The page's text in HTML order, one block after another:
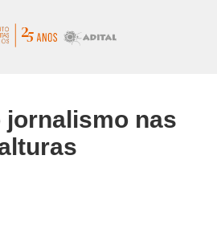
jornalismo nas